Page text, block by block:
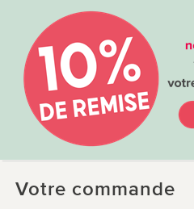
Votre commande